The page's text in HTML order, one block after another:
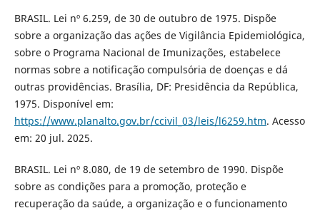
BRASIL. Lei nº 6.259, de 30 de outubro de 1975. Dispõe
sobre a organização das ações de Vigilância Epidemiológica,
sobre o Programa Nacional de Imunizações, estabelece
normas sobre a notificação compulsória de doenças e dá
outras providências. Brasília, DF: Presidência da República,
1975. Disponível em:
https://www.planalto.gov.br/ccivil_03/leis/l6259.htm. Acesso
em: 20 jul. 2025.
BRASIL. Lei nº 8.080, de 19 de setembro de 1990. Dispõe
sobre as condições para a promoção, proteção e
recuperação da saúde, a organização e o funcionamento